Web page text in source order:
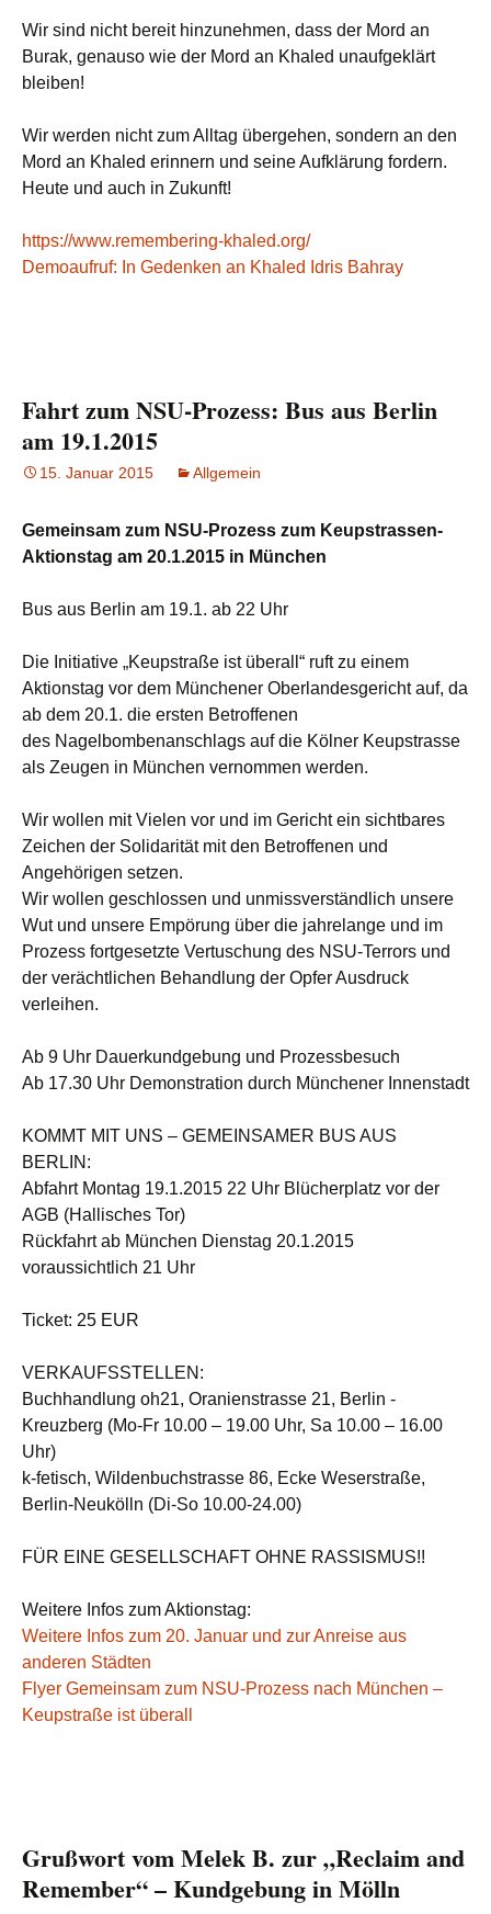
Wir sind nicht bereit hinzunehmen, dass der Mord an
Burak, genauso wie der Mord an Khaled unaufgeklärt
bleiben!
Wir werden nicht zum Alltag übergehen, sondern an den
Mord an Khaled erinnern und seine Aufklärung fordern.
Heute und auch in Zukunft!
https://www.remembering-khaled.org/
Demoaufruf: In Gedenken an Khaled Idris Bahray
Fahrt zum NSU-Prozess: Bus aus Berlin
am 19.1.2015
15. Januar 2015 Allgemein
Gemeinsam zum NSU-Prozess zum Keupstrassen-
Aktionstag am 20.1.2015 in München
Bus aus Berlin am 19.1. ab 22 Uhr
Die Initiative „Keupstraße ist überall“ ruft zu einem
Aktionstag vor dem Münchener Oberlandesgericht auf, da
ab dem 20.1. die ersten Betroffenen
des Nagelbombenanschlags auf die Kölner Keupstrasse
als Zeugen in München vernommen werden.
Wir wollen mit Vielen vor und im Gericht ein sichtbares
Zeichen der Solidarität mit den Betroffenen und
Angehörigen setzen.
Wir wollen geschlossen und unmissverständlich unsere
Wut und unsere Empörung über die jahrelange und im
Prozess fortgesetzte Vertuschung des NSU-Terrors und
der verächtlichen Behandlung der Opfer Ausdruck
verleihen.
Ab 9 Uhr Dauerkundgebung und Prozessbesuch
Ab 17.30 Uhr Demonstration durch Münchener Innenstadt
KOMMT MIT UNS – GEMEINSAMER BUS AUS
BERLIN:
Abfahrt Montag 19.1.2015 22 Uhr Blücherplatz vor der
AGB (Hallisches Tor)
Rückfahrt ab München Dienstag 20.1.2015
voraussichtlich 21 Uhr
Ticket: 25 EUR
VERKAUFSSTELLEN:
Buchhandlung oh21, Oranienstrasse 21, Berlin -
Kreuzberg (Mo-Fr 10.00 – 19.00 Uhr, Sa 10.00 – 16.00
Uhr)
k-fetisch, Wildenbuchstrasse 86, Ecke Weserstraße,
Berlin-Neukölln (Di-So 10.00-24.00)
FÜR EINE GESELLSCHAFT OHNE RASSISMUS!!
Weitere Infos zum Aktionstag:
Weitere Infos zum 20. Januar und zur Anreise aus
anderen Städten
Flyer Gemeinsam zum NSU-Prozess nach München –
Keupstraße ist überall
Grußwort vom Melek B. zur „Reclaim and
Remember“ – Kundgebung in Mölln